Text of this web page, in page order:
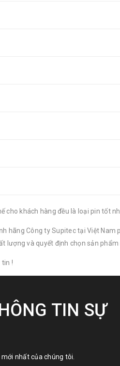
cho khách hàng đều là loại pin tốt
hãng Công ty Supitec tại Việt
lượng và quyết định chọn sản phẩm
tin !
TIN SỰ
nhất của chúng tôi.